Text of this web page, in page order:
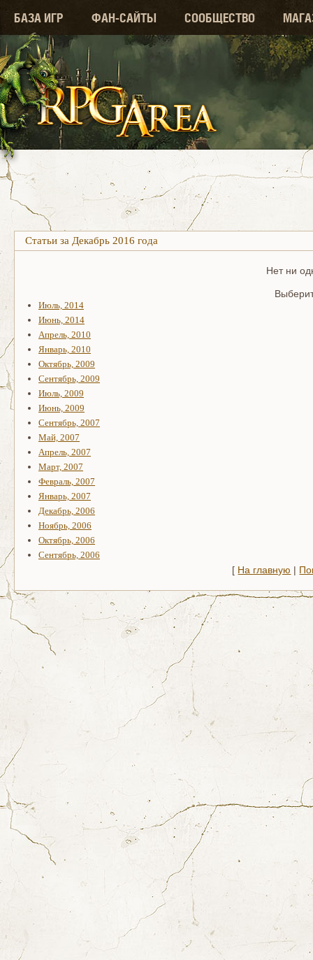
БАЗА ИГР ФАН-САЙТЫ СООБЩЕСТВО
Статьи за Декабрь 2016 года
Нет ни
Июль, 2014
Июнь, 2014
Апрель, 2010
Январь, 2010
Октябрь, 2009
Сентябрь, 2009
Июль, 2009
Июнь, 2009
Сентябрь, 2007
Май, 2007
Апрель, 2007
Март, 2007
Февраль, 2007
Январь, 2007
Декабрь, 2006
Ноябрь, 2006
Октябрь, 2006
Сентябрь, 2006
[ На главную |